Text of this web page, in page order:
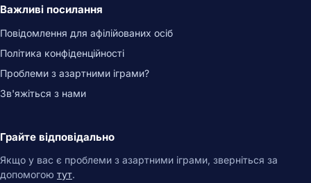
Важливі посилання
Повідомлення для афілійованих осіб
Політика конфіденційності
Проблеми з азартними іграми?
Зв'яжіться з нами
Грайте відповідально
Якщо у вас є проблеми з азартними іграми, зверніться за
допомогою тут.